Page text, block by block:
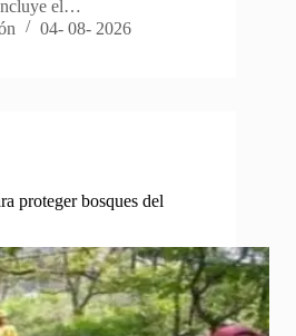
el…
04- 08- 2026
proteger bosques del